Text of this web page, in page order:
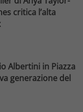
critica l’alta
Albertini in Piazza
generazione del